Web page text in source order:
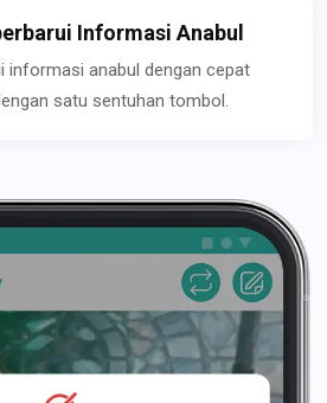
Informasi Anabul
informasi anabul dengan cepat
satu sentuhan tombol.